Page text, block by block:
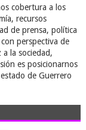
cobertura a los
recursos
de prensa, política
perspectiva de
la sociedad,
es posicionarnos
de Guerrero